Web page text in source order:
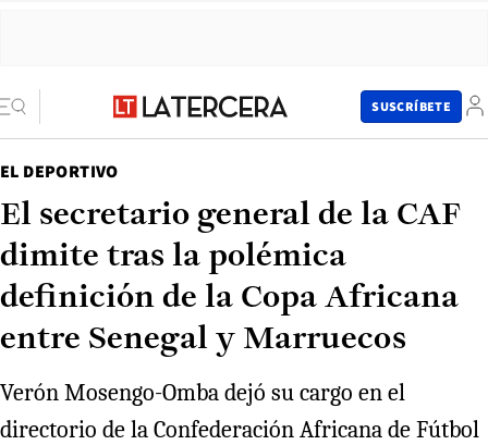
SUSCRÍBETE
EL DEPORTIVO
El secretario general de la CAF
dimite tras la polémica
definición de la Copa Africana
entre Senegal y Marruecos
Verón Mosengo-Omba dejó su cargo en el
directorio de la Confederación Africana de Fútbol